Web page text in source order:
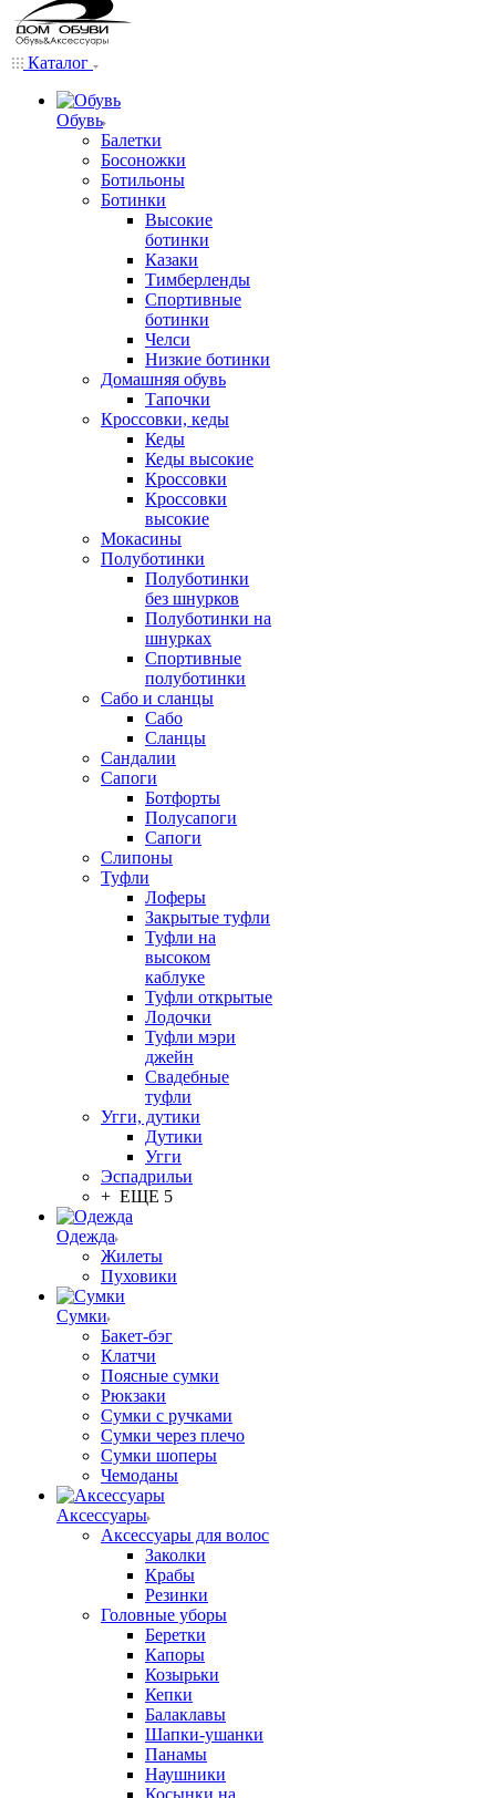
Каталог
Обувь
Балетки
Босоножки
Ботильоны
Ботинки
Высокие
ботинки
Казаки
Тимберленды
Спортивные
ботинки
Челси
Низкие ботинки
Домашняя обувь
Тапочки
Кроссовки, кеды
Кеды
Кеды высокие
Кроссовки
Кроссовки
высокие
Мокасины
Полуботинки
Полуботинки
без шнурков
Полуботинки на
шнурках
Спортивные
полуботинки
Сабо и сланцы
Сабо
Сланцы
Сандалии
Сапоги
Ботфорты
Полусапоги
Сапоги
Слипоны
Туфли
Лоферы
Закрытые туфли
Туфли на
высоком
каблуке
Туфли открытые
Лодочки
Туфли мэри
джейн
Свадебные
туфли
Угги, дутики
Дутики
Угги
Эспадрильи
+ ЕЩЕ 5
Одежда
Жилеты
Пуховики
Сумки
Бакет-бэг
Клатчи
Поясные сумки
Рюкзаки
Сумки с ручками
Сумки через плечо
Сумки шоперы
Чемоданы
Аксессуары
Аксессуары для волос
Заколки
Крабы
Резинки
Головные уборы
Беретки
Капоры
Козырьки
Кепки
Балаклавы
Шапки-ушанки
Панамы
Наушники
Косынки на